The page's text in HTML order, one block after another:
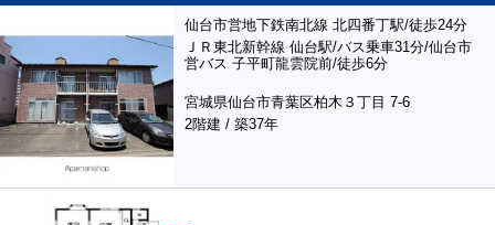
仙台市営地下鉄南北線 北四番丁駅/徒歩24分
ＪＲ東北新幹線 仙台駅/バス乗車31分/仙台市
営バス 子平町龍雲院前/徒歩6分
宮城県仙台市青葉区柏木３丁目 7-6
2階建 / 築37年